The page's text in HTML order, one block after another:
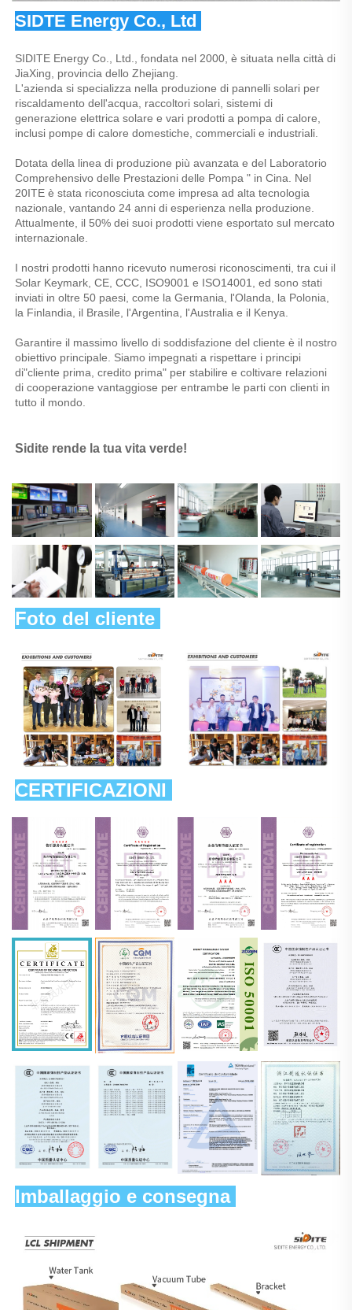
SIDTE Energy Co., Ltd
SIDITE Energy Co., Ltd., fondata nel 2000, è situata nella città di
JiaXing, provincia dello Zhejiang.
L'azienda si specializza nella produzione di pannelli solari per
riscaldamento dell'acqua, raccoltori solari, sistemi di
generazione elettrica solare e vari prodotti a pompa di calore,
inclusi pompe di calore domestiche, commerciali e industriali.
Dotata della linea di produzione più avanzata e del Laboratorio
Comprehensivo delle Prestazioni delle Pompa " in Cina. Nel
20ITE è stata riconosciuta come impresa ad alta tecnologia
nazionale, vantando 24 anni di esperienza nella produzione.
Attualmente, il 50% dei suoi prodotti viene esportato sul mercato
internazionale.
I nostri prodotti hanno ricevuto numerosi riconoscimenti, tra cui il
Solar Keymark, CE, CCC, ISO9001 e ISO14001, ed sono stati
inviati in oltre 50 paesi, come la Germania, l'Olanda, la Polonia,
la Finlandia, il Brasile, l'Argentina, l'Australia e il Kenya.
Garantire il massimo livello di soddisfazione del cliente è il nostro
obiettivo principale. Siamo impegnati a rispettare i principi
di"cliente prima, credito prima" per stabilire e coltivare relazioni
di cooperazione vantaggiose per entrambe le parti con clienti in
tutto il mondo.
Sidite rende la tua vita verde!
Foto del cliente
CERTIFICAZIONI
Imballaggio e consegna